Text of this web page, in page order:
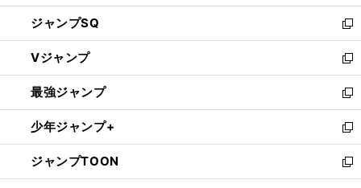
し
い
ウ
ィ
ン
ド
ウ
で
開
く
ジャンプSQ
新
し
い
ウ
ィ
ン
ド
ウ
で
開
Vジャンプ
新
し
い
ウ
ィ
ン
ド
ウ
最強ジャンプ
新
し
い
ウ
ィ
ン
少年ジャンプ+
新
し
い
ウ
ジャンプTOON
新
し